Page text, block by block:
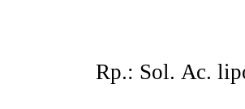
Rр.: Sol. Ас.